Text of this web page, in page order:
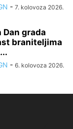
- 7. kolovoza 2026.
Dan grada
braniteljima
- 6. kolovoza 2026.